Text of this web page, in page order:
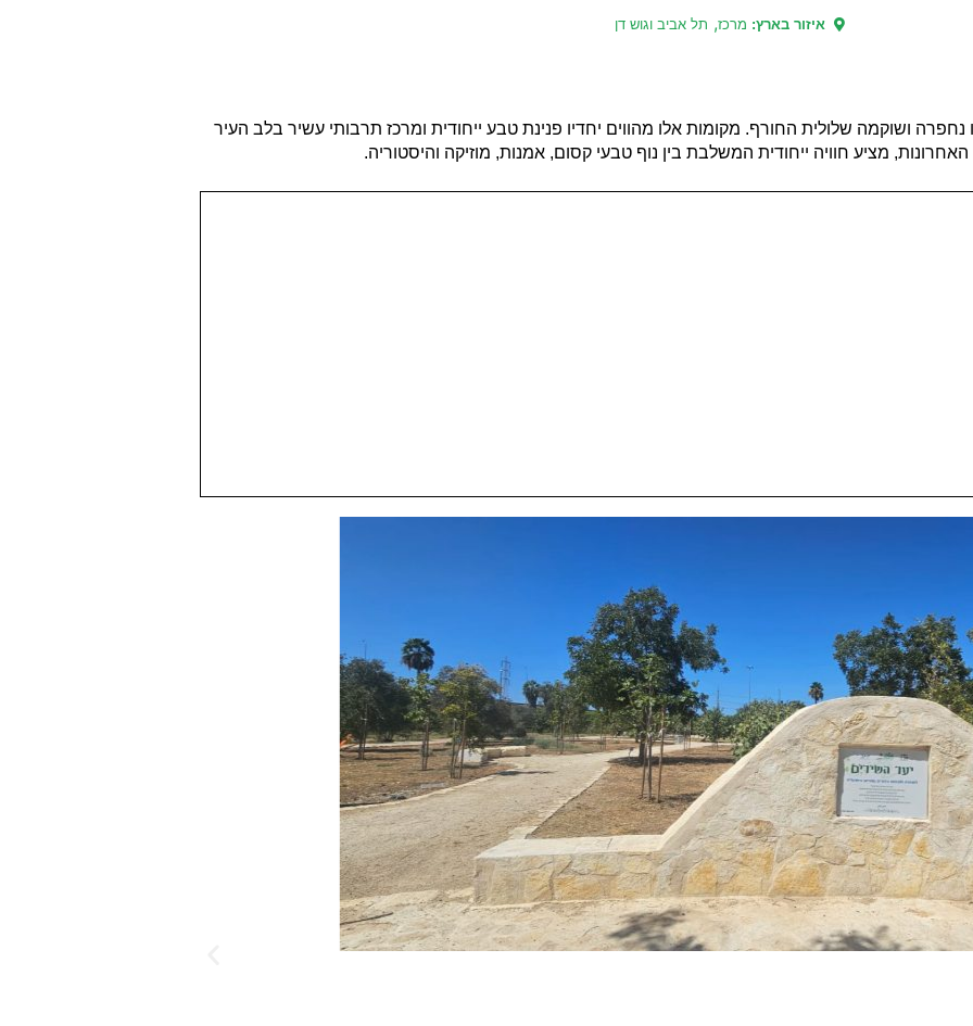
איזור בארץ: מרכז, תל אביב וגוש דן
ושוקמה שלולית החורף. מקומות אלו מהווים יחדיו פנינת טבע ייחודית ומרכז תרבותי עשיר בלב העיר
מציע חוויה ייחודית המשלבת בין נוף טבעי קסום, אמנות, מוזיקה והיסטוריה.